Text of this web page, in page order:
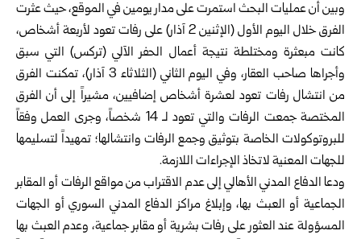
وبين أن عمليات البحث استمرت على مدار يومين في الموقع، حيث عثرت
الفرق خلال اليوم الأول (الإثنين 2 آذار) على رفات تعود لأربعة أشخاص،
كانت مبعثرة ومختلطة نتيجة أعمال الحفر الآلي (تركس) التي سبق
وأجراها صاحب العقار، وفي اليوم الثاني (الثلاثاء 3 آذار)، تمكنت الفرق
من انتشال رفات تعود لعشرة أشخاص إضافيين، مشيراً إلى أن الفرق
المختصة جمعت الرفات والتي تعود لـ 14 شخصاً، وجرى العمل وفقاً
للبروتوكولات الخاصة بتوثيق وجمع الرفات وانتشالها؛ تمهيداً لتسليمها
للجهات المعنية لاتخاذ الإجراءات اللازمة.
ودعا الدفاع المدني الأهالي إلى عدم الاقتراب من مواقع الرفات أو المقابر
الجماعية أو العبث بها، وإبلاغ مراكز الدفاع المدني السوري أو الجهات
المسؤولة عند العثور على رفات بشرية أو مقابر جماعية، وعدم العبث بها